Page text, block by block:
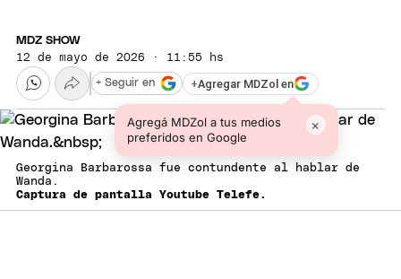
MDZ SHOW
12 de mayo de 2026 · 11:55 hs
+Agregar MDZol en
Agregá MDZol a tus medios
preferidos en Google
×
+ Seguir en
Georgina Barbarossa fue contundente al hablar de
Wanda.
Captura de pantalla Youtube Telefe.